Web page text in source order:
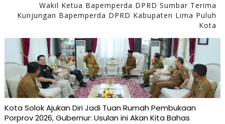
Wakil Ketua Bapemperda DPRD Sumbar Terima
Kunjungan Bapemperda DPRD Kabupaten Lima Puluh
Kota
Kota Solok Ajukan Diri Jadi Tuan Rumah Pembukaan
Porprov 2026, Gubernur: Usulan ini Akan Kita Bahas